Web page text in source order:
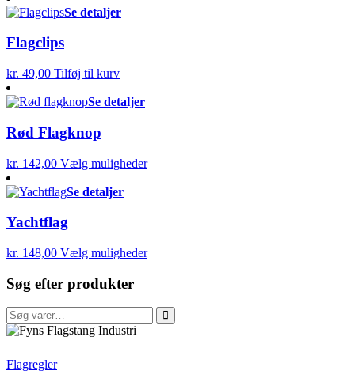
Se detaljer
Flagclips
kr. 49,00 Tilføj til kurv
Se detaljer
Rød Flagknop
kr. 142,00 Vælg muligheder
Se detaljer
Yachtflag
kr. 148,00 Vælg muligheder
Søg efter produkter
Søg
efter:
FFI
Flagregler